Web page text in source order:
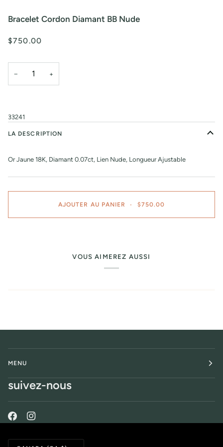
Bracelet Cordon Diamant BB Nude
$750.00
− +
33241
LA DESCRIPTION
Or Jaune 18K, Diamant 0.07ct, Lien Nude, Longueur Ajustable
AJOUTER AU PANIER • $750.00
VOUS AIMEREZ AUSSI
MENU
suivez-nous
Monnaie